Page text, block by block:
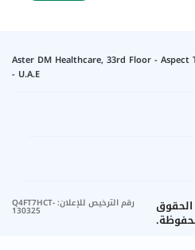
Aster DM Healthcare, 33rd Floor - Aspect
- U.A.E
رقم الترخيص للإعلان:
Q4FT7HCT-
130325